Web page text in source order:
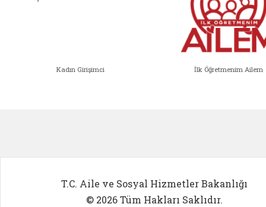
Kadın Girişimci İlk Öğretmenim Ailem
T.C. Aile ve Sosyal Hizmetler Bakanlığı
© 2026 Tüm Hakları Saklıdır.